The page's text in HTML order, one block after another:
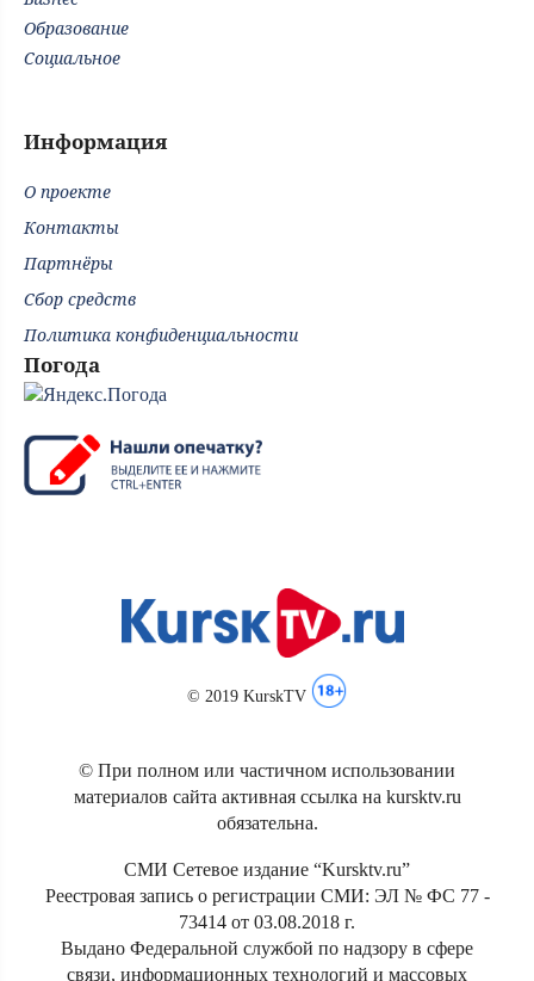
Образование
Социальное
Информация
О проекте
Контакты
Партнёры
Сбор средств
Политика конфиденциальности
Погода
© 2019 KurskTV
© При полном или частичном использовании
материалов сайта активная ссылка на kursktv.ru
обязательна.
СМИ Сетевое издание “Kursktv.ru”
Реестровая запись о регистрации СМИ: ЭЛ № ФС 77 -
73414 от 03.08.2018 г.
Выдано Федеральной службой по надзору в сфере
связи, информационных технологий и массовых